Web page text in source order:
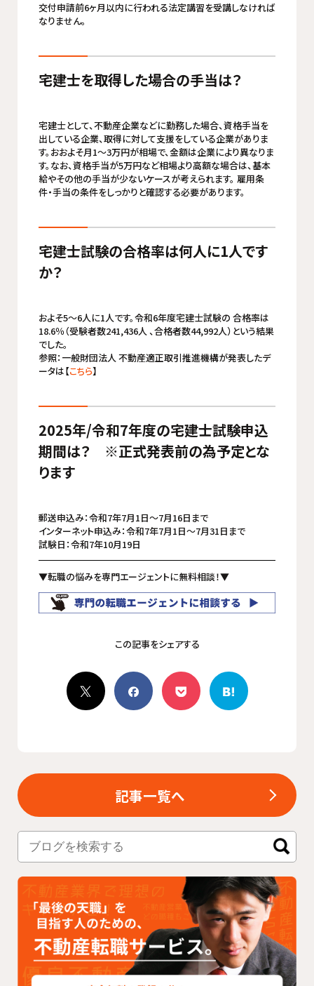
交付申請前6ヶ月以内に行われる法定講習を受講しなければ
なりません。
宅建士を取得した場合の手当は？
宅建士として、不動産企業などに勤務した場合、資格手当を
出している企業、取得に対して支援をしている企業がありま
す。おおよそ月1～3万円が相場で、金額は企業により異なりま
す。なお、資格手当が5万円など相場より高額な場合は、基本
給やその他の手当が少ないケースが考えられます。 雇用条
件・手当の条件をしっかりと確認する必要があります。
宅建士試験の合格率は何人に1人です
か？
およそ5～6人に1人です。令和6年度宅建士試験の 合格率は
18.6％（受験者数241,436人 、合格者数44,992人）という結果
でした。
参照：一般財団法人 不動産適正取引推進機構が発表したデ
ータは【こちら】
2025年/令和7年度の宅建士試験申込
期間は？ ※正式発表前の為予定とな
ります
郵送申込み：令和7年7月1日～7月16日まで
インターネット申込み：令和7年7月1日～7月31日まで
試験日：令和7年10月19日
▼転職の悩みを専門エージェントに無料相談！▼
記事一覧へ